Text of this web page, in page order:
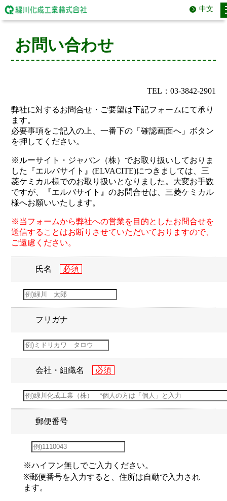
中文
お問い合わせ
TEL：03-3842-2901
弊社に対するお問合せ・ご要望は下記フォームにて承り
ます。
必要事項をご記入の上、一番下の「確認画面へ」ボタン
を押してください。
※ルーサイト・ジャパン（株）でお取り扱いしておりま
した『エルバサイト』(ELVACITE)につきましては、三
菱ケミカル様でのお取り扱いとなりました。大変お手数
ですが、『エルバサイト』のお問合せは、三菱ケミカル
様へお願いいたします。
※当フォームから弊社への営業を目的としたお問合せを
送信することはお断りさせていただいておりますので、
ご遠慮ください。
氏名
フリガナ
会社・組織名
郵便番号
※ハイフン無しでご入力ください。
※郵便番号を入力すると、住所は自動で入力され
ます。